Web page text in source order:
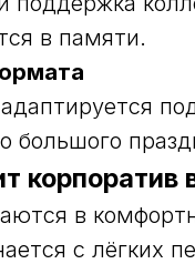
в памяти.
адаптируется
большого
корпоратив
в
с лёгких